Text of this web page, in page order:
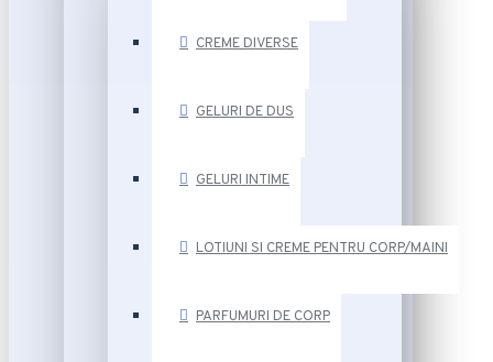
CREME DIVERSE
GELURI DE DUS
GELURI INTIME
LOTIUNI SI CREME PENTRU CORP/MAINI
PARFUMURI DE CORP